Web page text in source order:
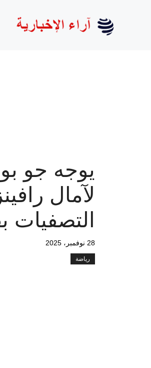
يوجه جو
لآمال
التصفيات
28 نوفمبر، 2025
رياضة